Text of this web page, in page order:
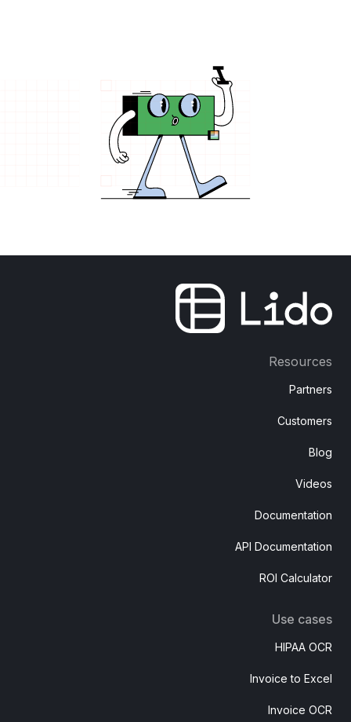
Resources
Partners
Customers
Blog
Videos
Documentation
API Documentation
ROI Calculator
Use cases
HIPAA OCR
Invoice to Excel
Invoice OCR